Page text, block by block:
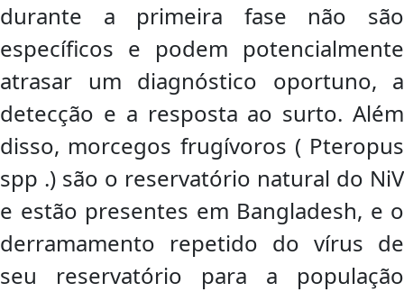
durante a primeira fase não são
específicos e podem potencialmente
atrasar um diagnóstico oportuno, a
detecção e a resposta ao surto. Além
disso, morcegos frugívoros ( Pteropus
spp .) são o reservatório natural do NiV
e estão presentes em Bangladesh, e o
derramamento repetido do vírus de
seu reservatório para a população